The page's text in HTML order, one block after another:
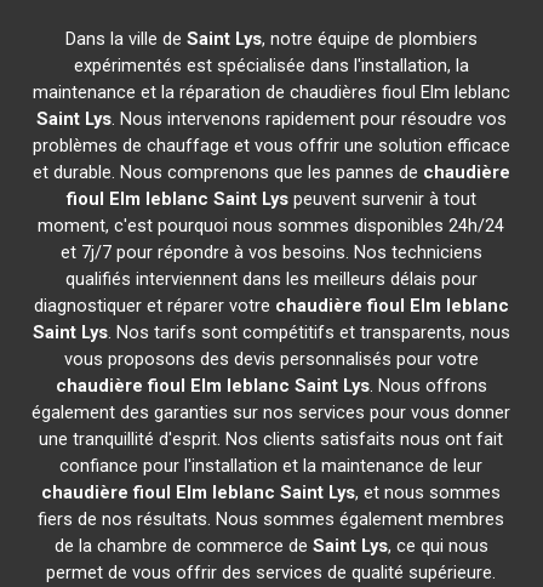
Dans la ville de Saint Lys, notre équipe de plombiers
expérimentés est spécialisée dans l'installation, la
maintenance et la réparation de chaudières fioul Elm leblanc
Saint Lys. Nous intervenons rapidement pour résoudre vos
problèmes de chauffage et vous offrir une solution efficace
et durable. Nous comprenons que les pannes de chaudière
fioul Elm leblanc Saint Lyspeuvent survenir à tout
moment, c'est pourquoi nous sommes disponibles 24h/24
et 7j/7 pour répondre à vos besoins. Nos techniciens
qualifiés interviennent dans les meilleurs délais pour
diagnostiquer et réparer votre chaudière fioul Elm leblanc
Saint Lys. Nos tarifs sont compétitifs et transparents, nous
vous proposons des devis personnalisés pour votre
chaudière fioul Elm leblanc Saint Lys. Nous offrons
également des garanties sur nos services pour vous donner
une tranquillité d'esprit. Nos clients satisfaits nous ont fait
confiance pour l'installation et la maintenance de leur
chaudière fioul Elm leblanc Saint Lys, et nous sommes
fiers de nos résultats. Nous sommes également membres
de la chambre de commerce de Saint Lys, ce qui nous
permet de vous offrir des services de qualité supérieure.